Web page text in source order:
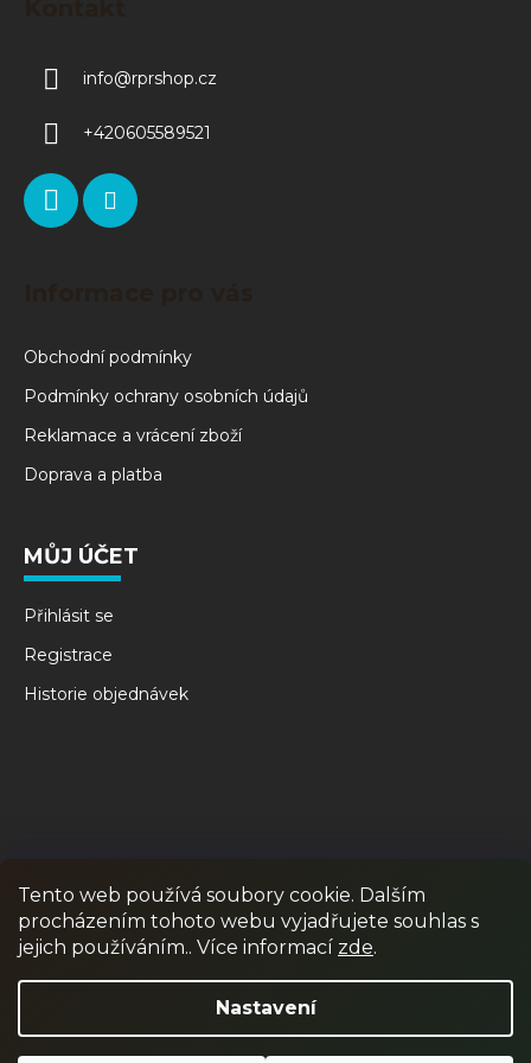
Tento web používá soubory cookie. Dalším
procházením tohoto webu vyjadřujete souhlas s
jejich používáním.. Více informací zde.
Nastavení
info@rprshop.cz
+420605589521
Obchodní podmínky
Podmínky ochrany osobních údajů
Reklamace a vrácení zboží
Doprava a platba
MŮJ ÚČET
Přihlásit se
Registrace
Historie objednávek
RPR GAMES PAINTBALL JUNIOR PAINTBALL